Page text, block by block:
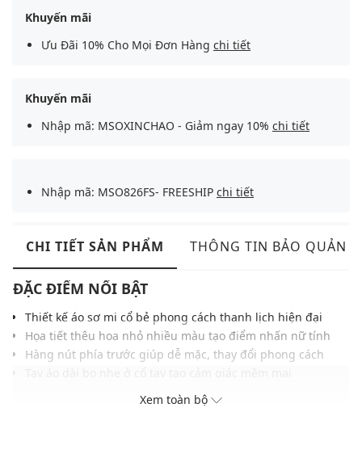
Khuyến mãi
Ưu Đãi 10% Cho Mọi Đơn Hàng chi tiết
Khuyến mãi
Nhập mã: MSOXINCHAO - Giảm ngay 10% chi tiết
Nhập mã: MSO826FS- FREESHIP chi tiết
CHI TIẾT SẢN PHẨM THÔNG TIN BẢO QUẢN
ĐẶC ĐIỂM NỔI BẬT
Thiết kế áo sơ mi cổ bẻ phong cách thanh lịch hiện đại
Họa tiết thêu hoa nhỏ nhiều màu tạo điểm nhấn nữ tính
Hàng nút phía trước giúp dễ mặc, thay đổi phong cách
Phom suông mang lại sự thoải mái khi mặc hàng ngày
Phù hợp phối cùng quần tây hoặc chân váy, quần short
Xem toàn bộ